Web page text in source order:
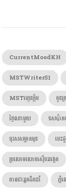
CurrentMoodKH
MSTWriterS1
MSTហ្វេនក្លឹប
កូន
ថ្ងៃណាមួយ
ទសប៉ាក
បុរសសម្លាកមុខ
បេះ
ប្រលោមលោកស៊ើបអង្កេត
ភាពជាអ្នកដឹកនាំ
ភ្នំ